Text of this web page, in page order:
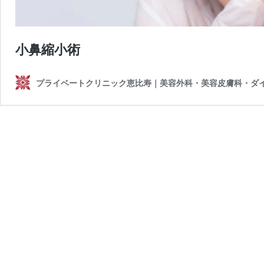
小鼻縮小術
プライベートクリニック恵比寿｜美容外科・美容皮膚科・ダ